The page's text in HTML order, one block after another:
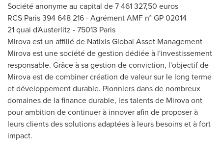
Société anonyme au capital de 7 461327,50 euros
RCS Paris 394 648 216 - Agrément AMF n° GP 02014
21 quai d'Austerlitz - 75013 Paris
Mirova est un affilié de Natixis Global Asset Management
Mirova est une société de gestion dédiée à l'investissement
responsable. Grâce à sa gestion de conviction, l'objectif de
Mirova est de combiner création de valeur sur le long terme
et développement durable. Pionniers dans de nombreux
domaines de la finance durable, les talents de Mirova ont
pour ambition de continuer à innover afin de proposer à
leurs clients des solutions adaptées à leurs besoins et à fort
impact.